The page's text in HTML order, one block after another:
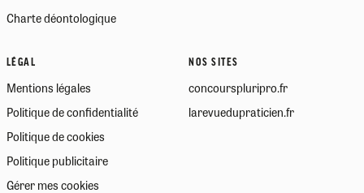
Charte déontologique
LÉGAL
Mentions légales
Politique de confidentialité
Politique de cookies
Politique publicitaire
Gérer mes cookies
NOS SITES
concourspluripro.fr
larevuedupraticien.fr